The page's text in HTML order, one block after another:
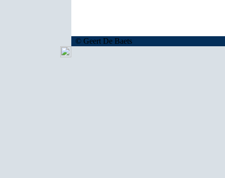
© Geert De Baets